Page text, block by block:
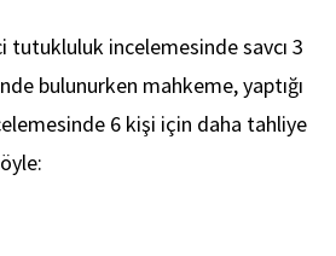
tutukluluk incelemesinde savcı 3
bulunurken mahkeme, yaptığı
6 kişi için daha tahliye